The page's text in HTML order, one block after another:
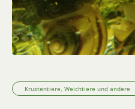
Krustentiere, Weichtiere und andere